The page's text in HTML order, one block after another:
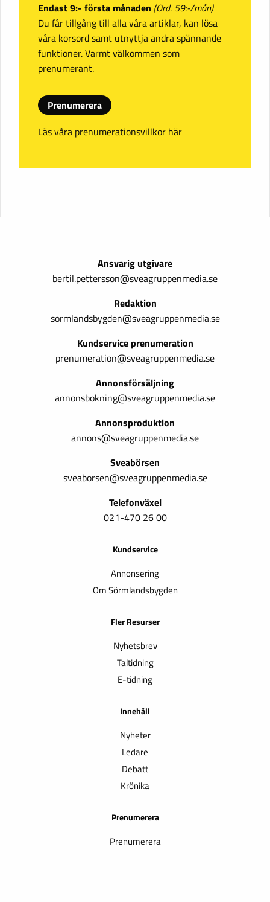
Endast 9:- första månaden (Ord. 59:-/mån)
Du får tillgång till alla våra artiklar, kan lösa
våra korsord samt utnyttja andra spännande
funktioner. Varmt välkommen som
prenumerant.
Prenumerera
Läs våra prenumerationsvillkor här
Ansvarig utgivare
bertil.pettersson@sveagruppenmedia.se
Redaktion
sormlandsbygden@sveagruppenmedia.se
Kundservice prenumeration
prenumeration@sveagruppenmedia.se
Annonsförsäljning
annonsbokning@sveagruppenmedia.se
Annonsproduktion
annons@sveagruppenmedia.se
Sveabörsen
sveaborsen@sveagruppenmedia.se
Telefonväxel
021-470 26 00
Kundservice
Annonsering
Om Sörmlandsbygden
Fler Resurser
Nyhetsbrev
Taltidning
E-tidning
Innehåll
Nyheter
Ledare
Debatt
Krönika
Prenumerera
Prenumerera